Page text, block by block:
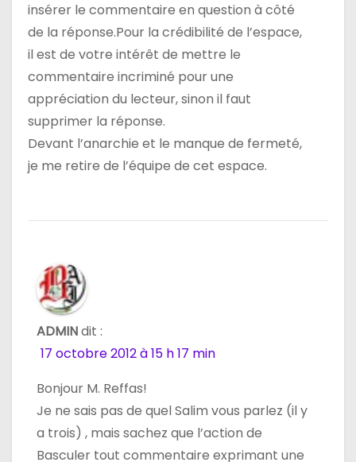
insérer le commentaire en question à côté
de la réponse.Pour la crédibilité de l’espace,
il est de votre intérêt de mettre le
commentaire incriminé pour une
appréciation du lecteur, sinon il faut
supprimer la réponse.
Devant l’anarchie et le manque de fermeté,
je me retire de l’équipe de cet espace.
ADMINdit :
17 octobre 2012 à 15 h 17 min
Bonjour M. Reffas!
Je ne sais pas de quel Salim vous parlez (il y
a trois) , mais sachez que l’action de
Basculer tout commentaire exprimant une